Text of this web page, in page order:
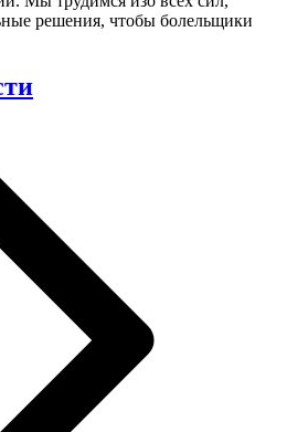
решения, чтобы болельщики